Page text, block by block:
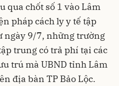
qua chốt số 1 vào Lâm
pháp cách ly y tế tập
ngày 9/7, những trường
trung có trả phí tại các
trú mà UBND tỉnh Lâm
địa bàn TP Bảo Lộc.